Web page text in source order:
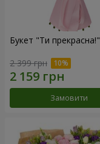
Букет "Ти прекрасна!"
2 399 грн
Замовити